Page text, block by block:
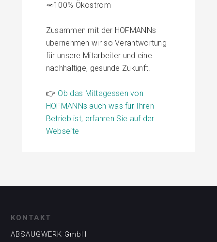
🥕100% Ökostrom
Zusammen mit der HOFMANNs
übernehmen wir so Verantwortung
für unsere Mitarbeiter und eine
nachhaltige, gesunde Zukunft.
👉 Ob das Mittagessen von
HOFMANNs auch was für Ihren
Betrieb ist, erfahren Sie auf der
Webseite
KONTAKT
ABSAUGWERK GmbH